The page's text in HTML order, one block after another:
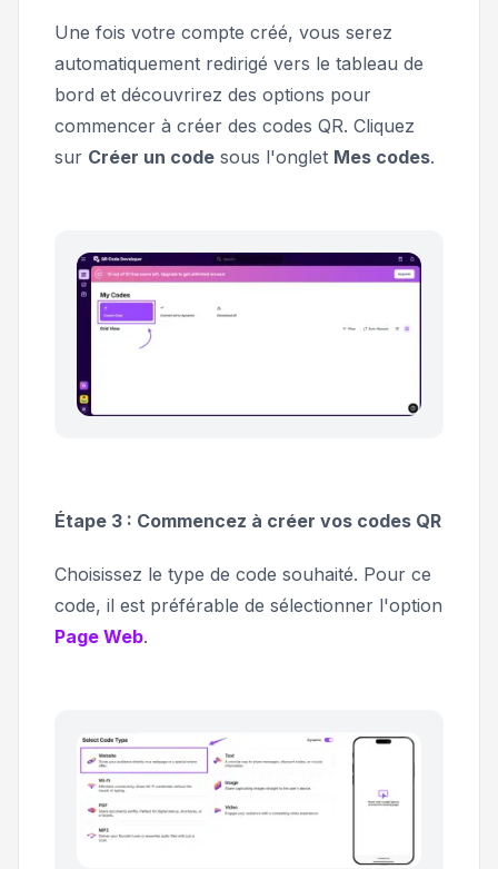
Une fois votre compte créé, vous serez
automatiquement redirigé vers le tableau de
bord et découvrirez des options pour
commencer à créer des codes QR. Cliquez
sur Créer un code sous l'onglet Mes codes.
Étape 3 : Commencez à créer vos codes QR
Choisissez le type de code souhaité. Pour ce
code, il est préférable de sélectionner l'option
Page Web.